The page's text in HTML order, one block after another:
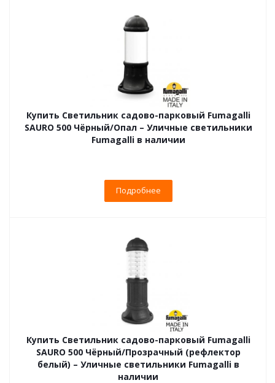
Купить Светильник садово-парковый Fumagalli
SAURO 500 Чёрный/Опал – Уличные светильники
Fumagalli в наличии
Подробнее
Купить Светильник садово-парковый Fumagalli
SAURO 500 Чёрный/Прозрачный (рефлектор
белый) – Уличные светильники Fumagalli в
наличии